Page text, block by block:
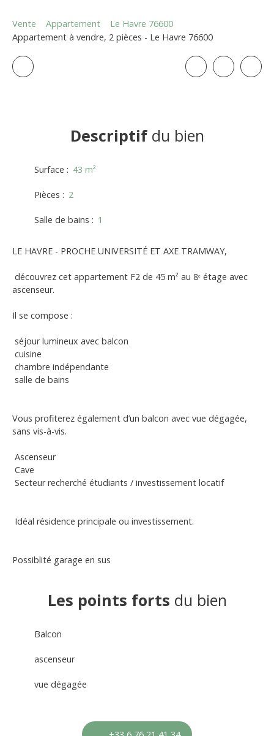
Vente Appartement
Le Havre 76600
Appartement à vendre, 2 pièces - Le Havre 76600
Descriptifdu bien
Surface : 43 m²
Pièces : 2
Salle de bains : 1
LE HAVRE - PROCHE UNIVERSITÉ ET AXE TRAMWAY,
découvrez cet appartement F2 de 45 m² au 8ᵉ étage avec
ascenseur.
Il se compose :
séjour lumineux avec balcon
cuisine
chambre indépendante
salle de bains
Vous profiterez également d’un balcon avec vue dégagée,
sans vis-à-vis.
Ascenseur
Cave
Secteur recherché étudiants / investissement locatif
Idéal résidence principale ou investissement.
Possiblité garage en sus
Les points forts du bien
Balcon
ascenseur
vue dégagée